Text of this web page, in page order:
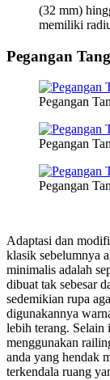
(32 mm)
memiliki
Pegangan
Pegangan
Pegangan
Pegangan
Adaptasi dan
klasik sebelumnya
minimalis adalah
dibuat tak sebesar
sedemikian rupa
digunakannya
lebih terang. Selain
menggunakan
anda yang hendak
terkendala ruang